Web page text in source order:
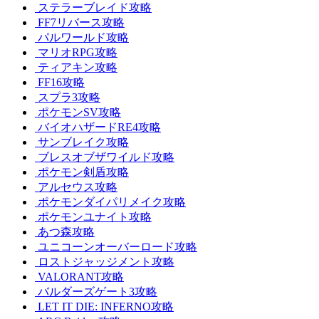
ステラーブレイド攻略
FF7リバース攻略
パルワールド攻略
マリオRPG攻略
ティアキン攻略
FF16攻略
スプラ3攻略
ポケモンSV攻略
バイオハザードRE4攻略
サンブレイク攻略
ブレスオブザワイルド攻略
ポケモン剣盾攻略
アルセウス攻略
ポケモンダイパリメイク攻略
ポケモンユナイト攻略
あつ森攻略
ユニコーンオーバーロード攻略
ロストジャッジメント攻略
VALORANT攻略
バルダーズゲート3攻略
LET IT DIE: INFERNO攻略